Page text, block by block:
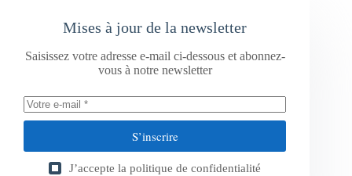
Mises à jour de la newsletter
Saisissez votre adresse e-mail ci-dessous et abonnez-
vous à notre newsletter
S’inscrire
J’accepte la politique de confidentialité